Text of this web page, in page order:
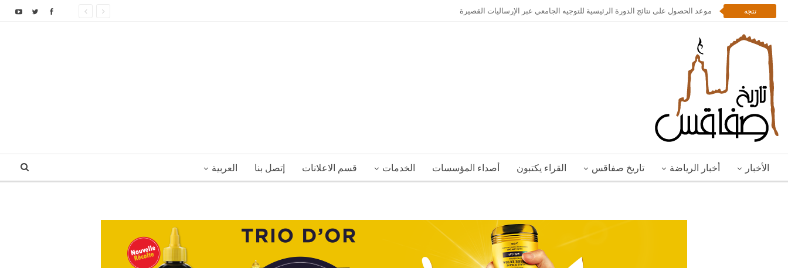
تتجه موعد الحصول على نتائج الدورة الرئيسية للتوجيه الجامعي عبر الإرساليات القصيرة
الأخبار أخبار الرياضة تاريخ صفاقس القراء يكتبون أصداء المؤسسات الخدمات قسم الاعلانات إتصل بنا العربية